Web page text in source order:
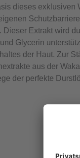
dieses exklusiven
Extrakt wird
Glycerin
der Haut. Zur
aus der
der perfekte